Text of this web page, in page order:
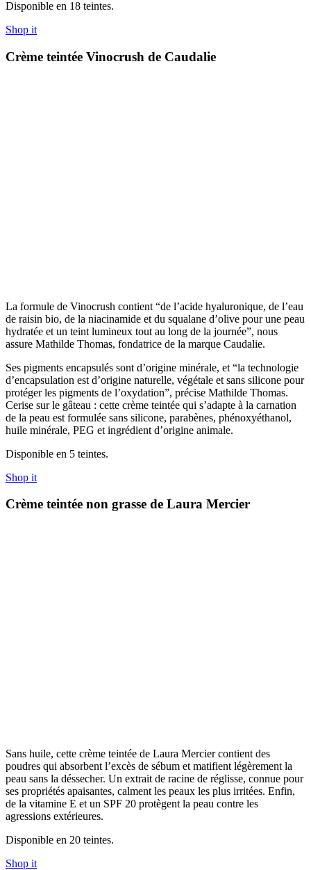
Disponible en 18 teintes.
Shop it
Crème teintée Vinocrush de Caudalie
La formule de Vinocrush contient “de l’acide hyaluronique, de l’eau
de raisin bio, de la niacinamide et du squalane d’olive pour une peau
hydratée et un teint lumineux tout au long de la journée”, nous
assure Mathilde Thomas, fondatrice de la marque Caudalie.
Ses pigments encapsulés sont d’origine minérale, et “la technologie
d’encapsulation est d’origine naturelle, végétale et sans silicone pour
protéger les pigments de l’oxydation”, précise Mathilde Thomas.
Cerise sur le gâteau : cette crème teintée qui s’adapte à la carnation
de la peau est formulée sans silicone, parabènes, phénoxyéthanol,
huile minérale, PEG et ingrédient d’origine animale.
Disponible en 5 teintes.
Shop it
Crème teintée non grasse de Laura Mercier
Sans huile, cette crème teintée de Laura Mercier contient des
poudres qui absorbent l’excès de sébum et matifient légèrement la
peau sans la déssecher. Un extrait de racine de réglisse, connue pour
ses propriétés apaisantes, calment les peaux les plus irritées. Enfin,
de la vitamine E et un SPF 20 protègent la peau contre les
agressions extérieures.
Disponible en 20 teintes.
Shop it